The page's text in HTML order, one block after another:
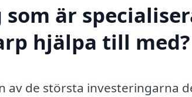
är
hjälpa till med?
av de största investeringarna